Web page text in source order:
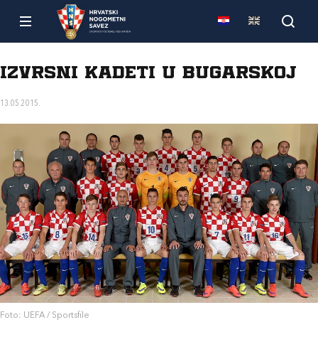
Izvrsni kadeti u Bugarskoj
13.05.2015.
Foto: UEFA / Sportsfile